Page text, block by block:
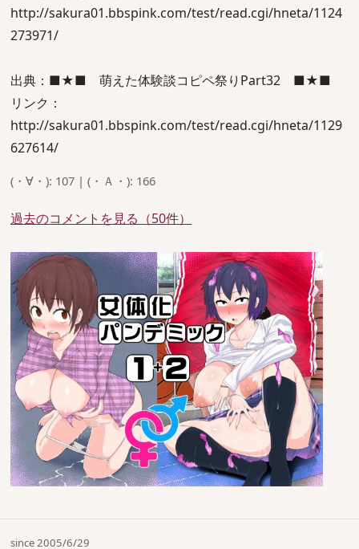
http://sakura01.bbspink.com/test/read.cgi/hneta/1124
273971/
出典：■★■ 萌えた体験談コピペ祭りPart32 ■★■
リンク：
http://sakura01.bbspink.com/test/read.cgi/hneta/1129
627614/
(・∀・): 107 | (・Ａ・): 166
過去のコメントを見る（50件）
since 2005/6/29